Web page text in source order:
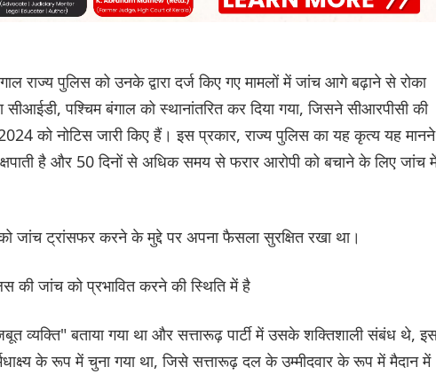
राज्य पुलिस को उनके द्वारा दर्ज किए गए मामलों में जांच आगे बढ़ाने से रोका
पश्चिम बंगाल को स्थानांतरित कर दिया गया, जिसने सीआरपीसी की
को नोटिस जारी किए हैं। इस प्रकार, राज्य पुलिस का यह कृत्य यह मानने
है और 50 दिनों से अधिक समय से फरार आरोपी को बचाने के लिए जांच
जांच ट्रांसफर करने के मुद्दे पर अपना फैसला सुरक्षित रखा था।
की जांच को प्रभावित करने की स्थिति में है
व्यक्ति" बताया गया था और सत्तारूढ़ पार्टी में उसके शक्तिशाली संबंध थे,
के रूप में चुना गया था, जिसे सत्तारूढ़ दल के उम्मीदवार के रूप में मैदान में